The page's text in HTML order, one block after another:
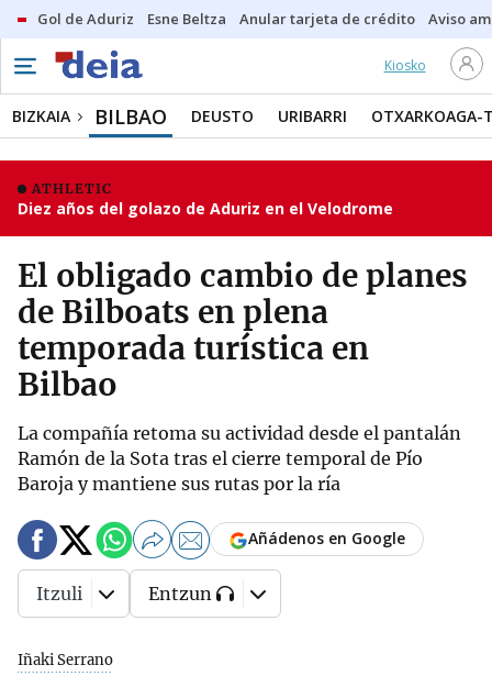
Gol de Aduriz Esne Beltza Anular tarjeta de crédito Aviso
Kiosko
BIZKAIA BILBAO DEUSTO URIBARRI OTXARKOAGA-
ATHLETIC
Diez años del golazo de Aduriz en el Velodrome
El obligado cambio de planes
de Bilboats en plena
temporada turística en
Bilbao
La compañía retoma su actividad desde el pantalán
Ramón de la Sota tras el cierre temporal de Pío
Baroja y mantiene sus rutas por la ría
Iñaki Serrano
Añádenos en Google
Itzuli Entzun